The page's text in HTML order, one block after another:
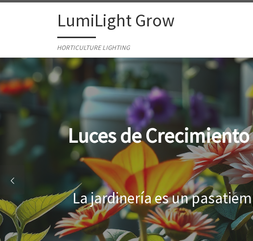
Skip to contentLumiLight Grow
HORTICULTURE LIGHTING
Lámparas para
Al cultivar plantas en el